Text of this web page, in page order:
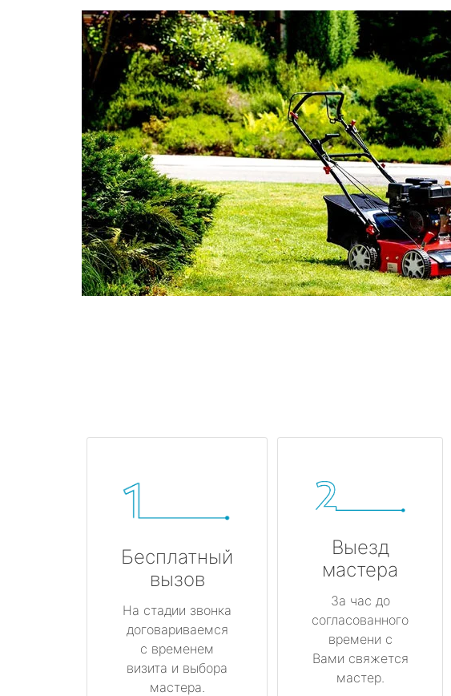
Бесплатный
вызов
На стадии звонка
договариваемся
с временем
визита и выбора
мастера.
Выезд
мастера
За час до
согласованного
времени с
Вами свяжется
мастер.